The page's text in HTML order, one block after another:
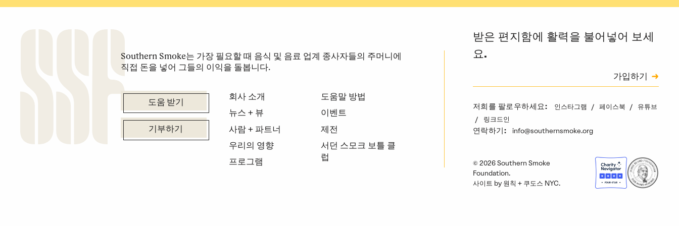
Southern Smoke는 가장 필요할 때 음식 및 음료 업계 종사자들의 주머니에
직접 돈을 넣어 그들의 이익을 돌봅니다.
도움 받기
기부하기
회사 소개
뉴스 + 뷰
사람 + 파트너
우리의 영향
프로그램
도움말 방법
이벤트
제전
서던 스모크 보틀 클
럽
받은 편지함에 활력을 불어넣어 보세
요.
캡차
가입하기
저희를 팔로우하세요: 인스타그램 페이스북
유튜브
링크드인
연락하기: info@southernsmoke.org
© 2026 Southern Smoke
Foundation.
사이트 by 원칙 + 쿠도스 NYC.